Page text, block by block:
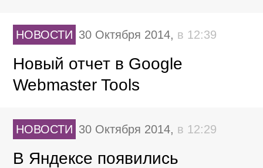
НОВОСТИ 30 Октября 2014, в 12:39
Новый отчет в Google
Webmaster Tools
НОВОСТИ 30 Октября 2014, в 12:29
В Яндексе появились